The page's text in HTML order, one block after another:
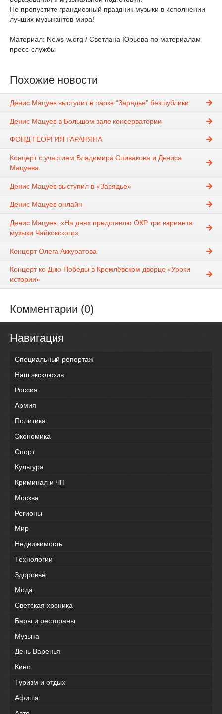
Не пропустите грандиозный праздник музыки в исполнении
лучших музыкантов мира!
Материал: News-w.org / Светлана Юрьева по материалам
пресс-службы
Похожие новости
Денис Мацуев выступит в парке “Зарядье” без публики
Денис Мацуев в Большом зале консерватории
ФОНД ГЕОРГИЯ ГАРАНЯНА
Концерт с участием Владимира Спивакова и Дениса
Мацуева
Денис Мацуев выступил в «Зарядье»
Денис Мацуев онлайн
Денис Мацуев: «На днях представлю ОКР три варианта
музыки Чайковского»
Концерт Олега Аккуратова
Концерт ко Дню Победы в Кремлёвском дворце «Уроки
истории»
Комментарии (0)
Навигация
Специальный репортаж
Наш эксклюзив
Россия
Армия
Политика
Экономика
Спорт
Культура
Криминал и ЧП
Москва
Регионы
Мир
Недвижимость
Технологии
Здоровье
Мода
Светская хроника
Бары и рестораны
Музыка
День Варенья
Кино
Туризм и отдых
Афиша